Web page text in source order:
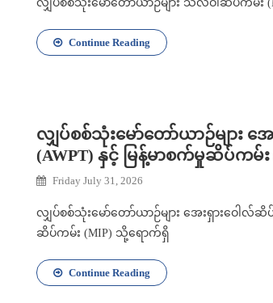
လျှပ်စစ်သုံးမော်တော်ယာဉ်များ သီလဝါဆိပ်ကမ်း
Continue Reading
လျှပ်စစ်သုံးမော်တော်ယာဉ်များ အ
(AWPT) နှင့် မြန့်မာစက်မှုဆိပ်ကမ်
Friday July 31, 2026
လျှပ်စစ်သုံးမော်တော်ယာဉ်များ အေးရှားဝေါလ်ဆိ
ဆိပ်ကမ်း (MIP) သို့ရောက်ရှိ
Continue Reading